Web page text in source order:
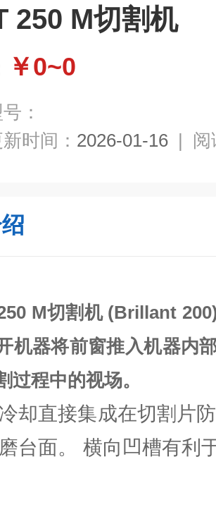
250 M切割机
￥0~0
：
时间： 2026-01-16 | 阅
M切割机(Brillant
机器将前窗推入机器内
过程中的视场。
却直接集成在切割片
台面。 横向凹槽有利